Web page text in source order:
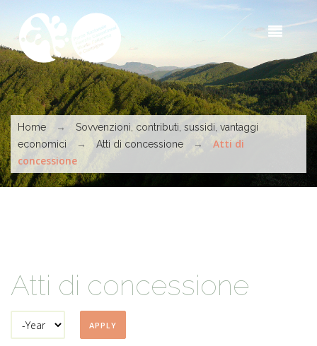
You are here
Home →
Sovvenzioni, contributi, sussidi, vantaggi
economici
→ Atti di concessione →
Atti di
concessione
Atti di concessione
Year